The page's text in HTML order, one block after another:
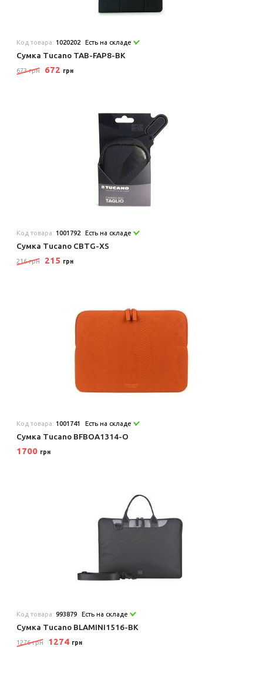
Код товара: 1020202 Есть на складе
Сумка Tucano TAB-FAP8-BK
673 грн 672 грн
Код товара: 1001792 Есть на складе
Сумка Tucano CBTG-XS
216 грн 215 грн
Код товара: 1001741 Есть на складе
Сумка Tucano BFBOA1314-O
1700 грн
Код товара:993879 Есть на складе
Сумка Tucano BLAMINI1516-BK
1276 грн 1274 грн